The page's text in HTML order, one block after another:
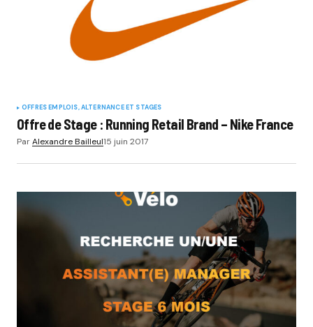
OFFRES EMPLOIS, ALTERNANCE ET STAGES
Offre de Stage : Running Retail Brand – Nike France
ParAlexandre Bailleul15 juin 2017